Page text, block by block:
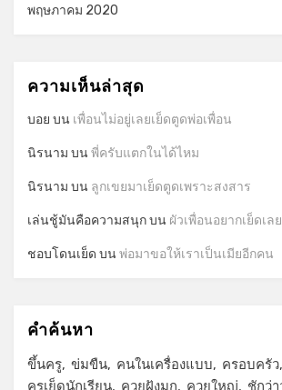
พฤษภาคม 2020
ความเห็นล่าสุด
บอย บน เพื่อนไม่อยู่เลยเย็ดตูดพ่อเพื่อน
นิรนาม บนพี่ครับแตกในได้ไหม
นิรนาม บน ลูกเขยมาเย็ดตูดเพราะสงสาร
เล่นชู้มันคือความสนุกบน ผัวเพื่อนอยากเย็ดเล
ชอบโดนเย็ด บนพ่อมาขอให้เราเป็นเมียอีกคน
คำค้นหา
ขึ้นครู ข่มขืน คนในเครื่องแบบ
ครอบครัว
ครูเย็ดนักเรียน
ควยฝังมุก ควยใหญ่ ชักว่า